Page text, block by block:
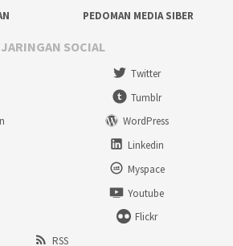
PEDOMAN MEDIA SIBER
JARINGAN SOCIAL
Twitter
Tumblr
WordPress
Linkedin
Myspace
Youtube
Flickr
RSS